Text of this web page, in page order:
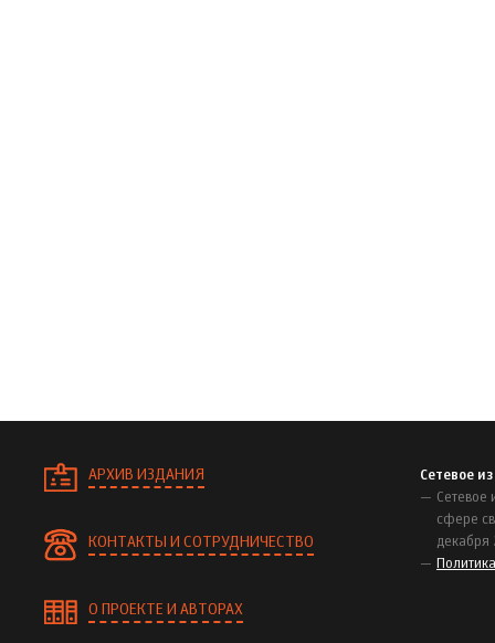
АРХИВ ИЗДАНИЯ
КОНТАКТЫ И СОТРУДНИЧЕСТВО
О ПРОЕКТЕ И АВТОРАХ
Сетевое
Сетевое
сфере
декабря